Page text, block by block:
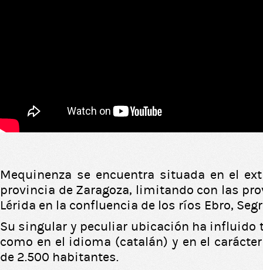
Mequinenza se encuentra situada en el
provincia de Zaragoza, limitando con las
Lérida en la confluencia de los ríos Ebro,
Su singular y peculiar ubicación ha influido
como en el idioma (catalán) y en el
de 2.500 habitantes.